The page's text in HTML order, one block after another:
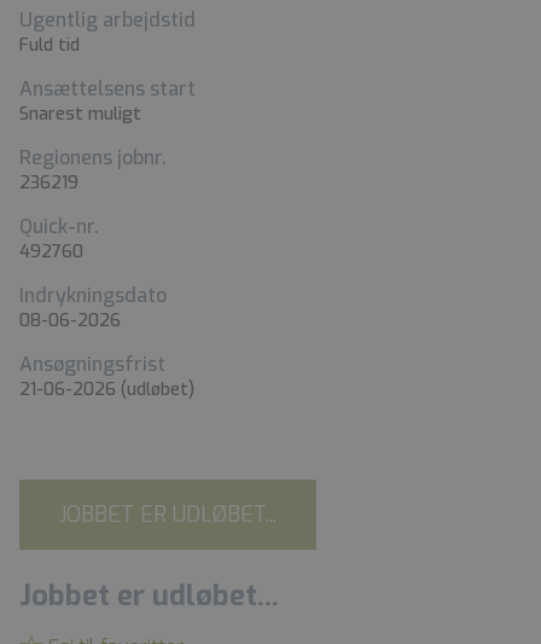
Ugentlig arbejdstid
Fuld tid
Ansættelsens start
Snarest muligt
Regionens jobnr.
236219
Quick-nr.
492760
Indrykningsdato
08-06-2026
Ansøgningsfrist
21-06-2026 (udløbet)
JOBBET ER UDLØBET...
Jobbet er udløbet...